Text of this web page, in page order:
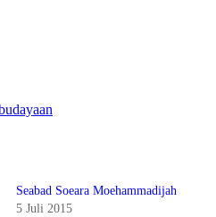
Seabad Soeara Moehammadijah
5 Juli 2015